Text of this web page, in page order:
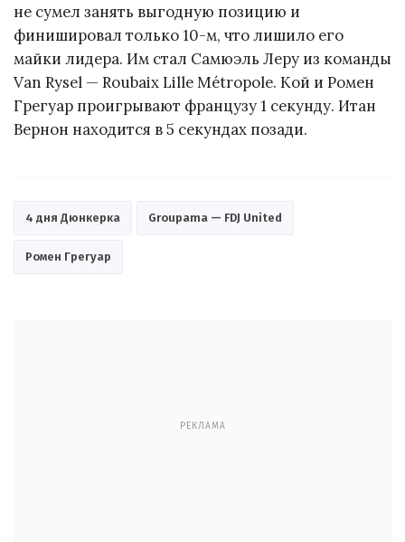
не сумел занять выгодную позицию и
финишировал только 10-м, что лишило его
майки лидера. Им стал Самюэль Леру из команды
Van Rysel — Roubaix Lille Métropole. Кой и Ромен
Грегуар проигрывают французу 1 секунду. Итан
Вернон находится в 5 секундах позади.
4 дня Дюнкерка Groupama — FDJ United
Ромен Грегуар
РЕКЛАМА